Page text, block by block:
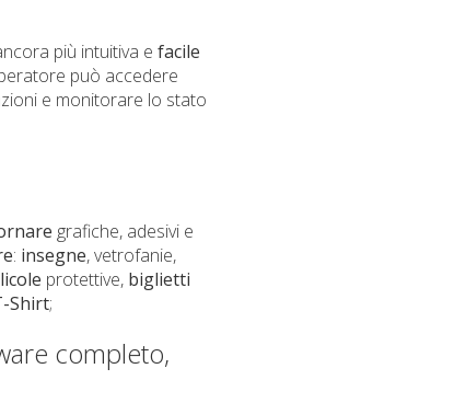
più intuitiva e facile
può accedere
e monitorare lo stato
grafiche, adesivi e
: insegne, vetrofanie,
protettive, biglietti
Shirt;
completo,